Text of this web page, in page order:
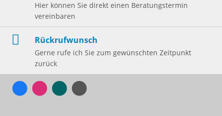
Hier können Sie direkt einen Beratungstermin
vereinbaren
Rückrufwunsch
Gerne rufe ich Sie zum gewünschten Zeitpunkt
zurück